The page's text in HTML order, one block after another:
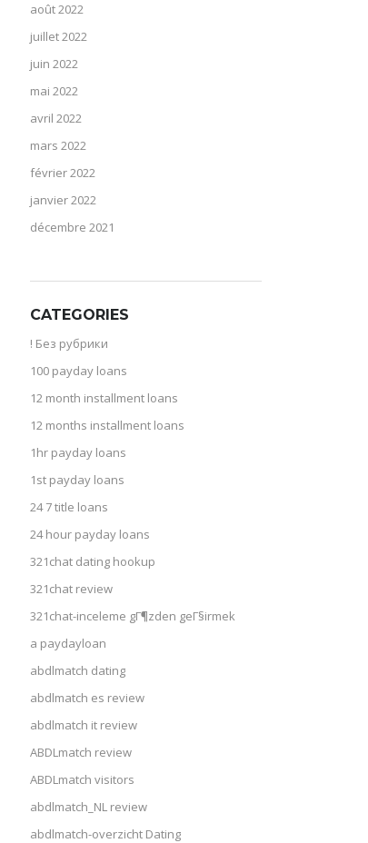
août 2022
juillet 2022
juin 2022
mai 2022
avril 2022
mars 2022
février 2022
janvier 2022
décembre 2021
CATEGORIES
! Без рубрики
100 payday loans
12 month installment loans
12 months installment loans
1hr payday loans
1st payday loans
24 7 title loans
24 hour payday loans
321chat dating hookup
321chat review
321chat-inceleme gГ¶zden geГ§irmek
a paydayloan
abdlmatch dating
abdlmatch es review
abdlmatch it review
ABDLmatch review
ABDLmatch visitors
abdlmatch_NL review
abdlmatch-overzicht Dating